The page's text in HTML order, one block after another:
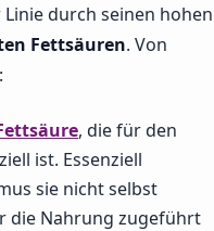
durch seinen hohen
Fettsäuren. Von
, die für den
ist. Essenziell
sie nicht selbst
die Nahrung zugeführt